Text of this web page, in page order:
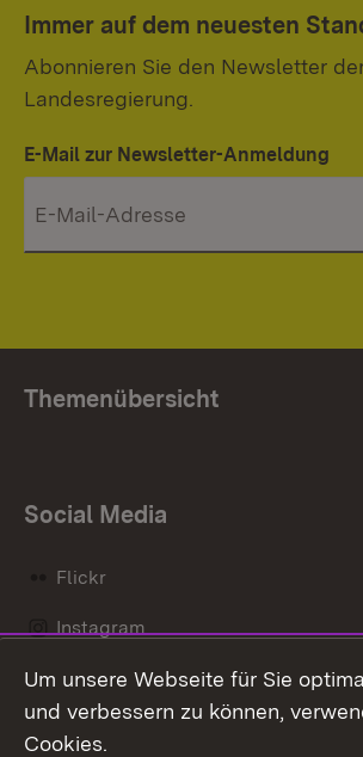
Immer auf dem neuesten
Abonnieren Sie den Newsletter
Landesregierung.
E-Mail zur Newsletter-Anmeldung
Themenübersicht
Social Media
Flickr
Instagram
Social Wall
Um unsere Webseite für Sie
und verbessern zu können,
Cookies.